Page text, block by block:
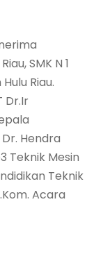
SMK N 1
Riau.
Dr.Ir
Hendra
Teknik Mesin
Teknik
Acara